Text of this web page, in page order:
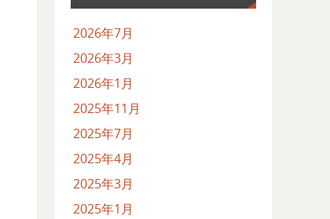
2026年7月
2026年3月
2026年1月
2025年11月
2025年7月
2025年4月
2025年3月
2025年1月